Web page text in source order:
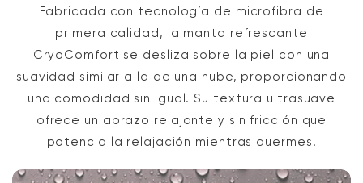
Fabricada con tecnología de microfibra de
primera calidad, la manta refrescante
CryoComfort se desliza sobre la piel con una
suavidad similar a la de una nube, proporcionando
una comodidad sin igual. Su textura ultrasuave
ofrece un abrazo relajante y sin fricción que
potencia la relajación mientras duermes.